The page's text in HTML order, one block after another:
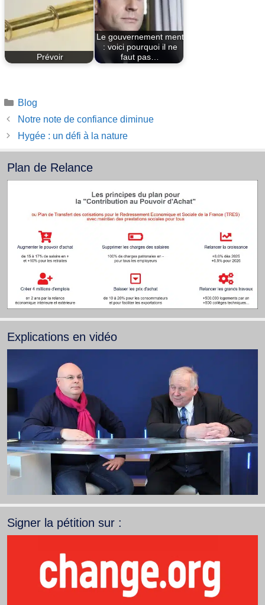
Prévoir
Le gouvernement ment
: voici pourquoi il ne
faut pas…
Catégories
Blog
Notre note de confiance diminue
Hygée : un défi à la nature
Plan de Relance
Explications en vidéo
Signer la pétition sur :